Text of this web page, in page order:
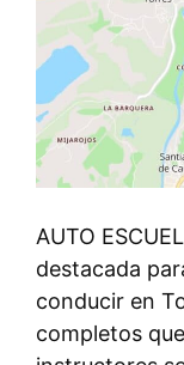
AUTO
destacada
conducir en
completos